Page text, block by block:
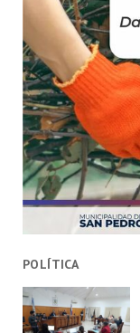
POLÍTICA